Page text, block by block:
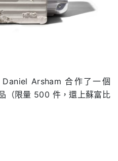
Daniel Arsham合作了一個
（限量 500 件，還上蘇富比